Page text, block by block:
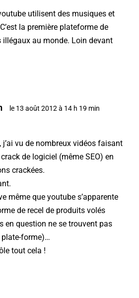
utilisent des musiques et
la première plateforme de
illégaux au monde. Loin devant
le 13 août 2012 à 14 h 19 min
j’ai vu de nombreux vidéos faisant
de logiciel (même SEO) en
crackées.
même que youtube s’apparente
de recel de produits volés
en question ne se trouvent pas
forme)…
tout cela !